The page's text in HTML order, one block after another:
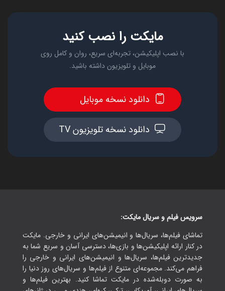
مایکت را نصب کنید
با نصب اپلیکیشن، تجربه‌ای سریع، روان و کامل روی
موبایل و تلویزیون داشته باشید.
دانلود نسخه موبایل
دانلود نسخه تلویزیون TV
سرویس فیلم و سریال مایکت:
تماشای فیلم‌ها، سریال‌ها و انیمیشن‌های ایرانی و خارجی. مایکت
در کنار ارائه اپلیکیشن‌ها و بازی‌ها، دسترسی آسان و سریع شما به
جدیدترین فیلم‌ها، سریال‌ها و انیمیشن‌های ایرانی و خارجی را
فراهم می‌کند. مجموعه‌ای متنوع از فیلم‌ها و سریال‌های روز دنیا را
به صورت دوبله‌شده در مایکت تماشا کنید. بهترین فیلم‌ها و